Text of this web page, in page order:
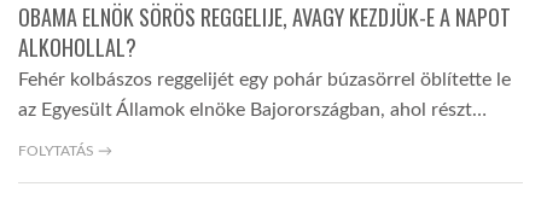
OBAMA ELNÖK SÖRÖS REGGELIJE, AVAGY KEZDJÜK-E A NAPOT
ALKOHOLLAL?
Fehér kolbászos reggelijét egy pohár búzasörrel öblítette le
az Egyesült Államok elnöke Bajorországban, ahol részt…
FOLYTATÁS →